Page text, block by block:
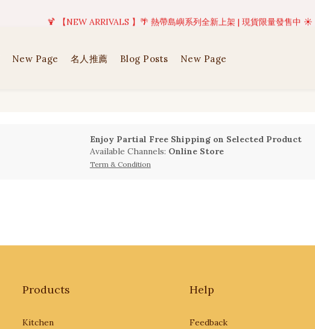
🍹 【NEW ARRIVALS 】🌴 熱帶島嶼系列全新上架 | 現貨限量發售中 ☀️
New Page 名人推薦 Blog Posts New Page
Enjoy Partial Free Shipping on Selected Product
Available Channels: Online Store
Term & Condition
Products
Kitchen
Help
Feedback